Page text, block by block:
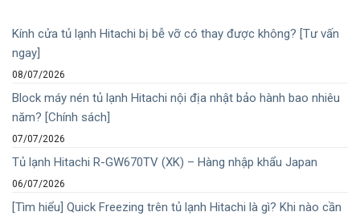
Kính cửa tủ lạnh Hitachi bị bễ vỡ có thay được không? [Tư vấn
ngay]
08/07/2026
Block máy nén tủ lạnh Hitachi nội địa nhật bảo hành bao nhiêu
năm? [Chính sách]
07/07/2026
Tủ lạnh Hitachi R-GW670TV (XK) – Hàng nhập khẩu Japan
06/07/2026
[Tìm hiểu] Quick Freezing trên tủ lạnh Hitachi là gì? Khi nào cần